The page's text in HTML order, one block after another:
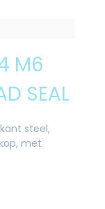
M6
SEAL
steel,
met